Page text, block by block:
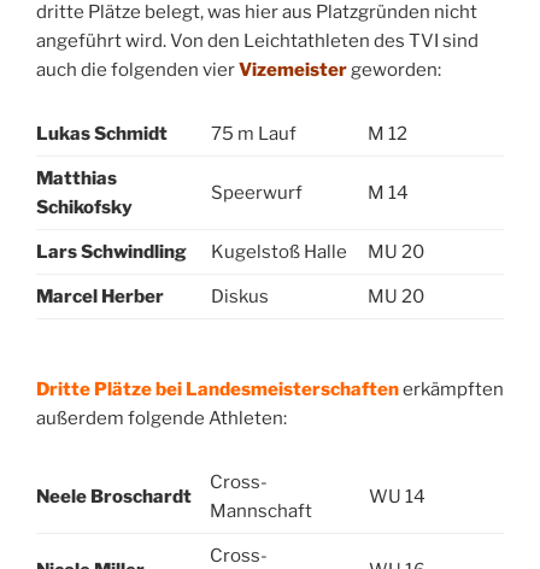
dritte Plätze belegt, was hier aus Platzgründen nicht
angeführt wird. Von den Leichtathleten des TVI sind
auch die folgenden vierVizemeistergeworden:
Lukas Schmidt 75 m Lauf M 12
Matthias
Schikofsky
Speerwurf M 14
Lars Schwindling Kugelstoß Halle MU 20
Marcel Herber Diskus MU 20
Dritte Plätze bei Landesmeisterschaftenerkämpften
außerdem folgende Athleten:
Neele Broschardt
Cross-
Mannschaft
WU 14
Cross-